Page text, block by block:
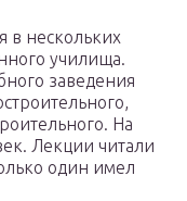
в нескольких
училища.
заведения
На
Лекции читали
один имел